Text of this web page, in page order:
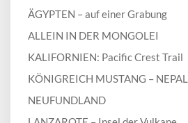
ÄGYPTEN – auf einer Grabung
ALLEIN IN DER MONGOLEI
KALIFORNIEN: Pacific Crest Trail
KÖNIGREICH MUSTANG – NEPAL
NEUFUNDLAND